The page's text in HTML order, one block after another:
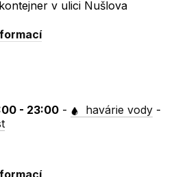
v ulici Nušlova
- 23:00 - havárie vody -